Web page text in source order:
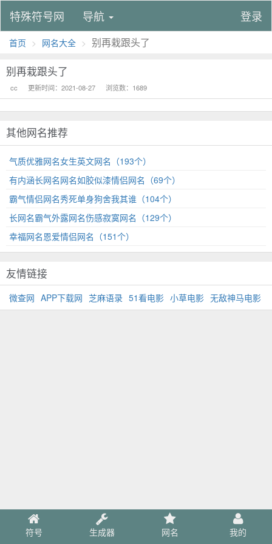
特殊符号网 导航 登录
首页 网名大全 别再栽跟头了
别再栽跟头了
cc 更新时间：2021-08-27 浏览数：1689
其他网名推荐
气质优雅网名女生英文网名（193个）
有内涵长网名网名如胶似漆情侣网名（69个）
霸气情侣网名秀死单身狗舍我其谁（104个）
长网名霸气外露网名伤感寂寞网名（129个）
幸福网名恩爱情侣网名（151个）
友情链接
微查网 APP下载网 芝麻语录 51看电影 小草电影 无敌神马电影
符号 生成器 网名 我的